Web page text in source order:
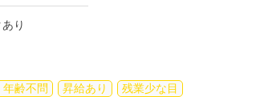
り
齢不問 昇給あり
残業少な目